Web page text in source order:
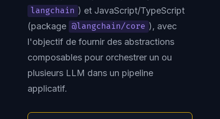
langchain ) et JavaScript/TypeScript
(package @langchain/core ), avec
l'objectif de fournir des abstractions
composables pour orchestrer un ou
plusieurs LLM dans un pipeline
applicatif.